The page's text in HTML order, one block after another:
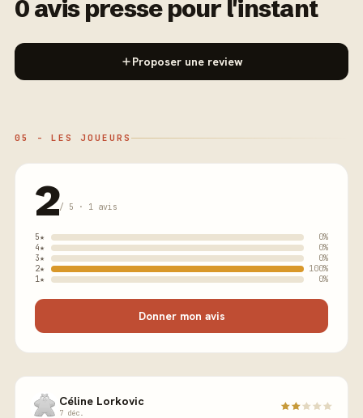
0 avis presse pour l'instant
Proposer une review
05 - LES JOUEURS
2/ 5 · 1 avis
5★
0%
4★
0%
3★
0%
2★
100%
1★
0%
Donner mon avis
Céline Lorkovic
7 déc.